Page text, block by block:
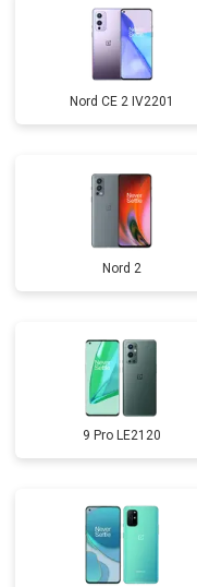
Nord CE 2 IV2201
Nord 2
9 Pro LE2120